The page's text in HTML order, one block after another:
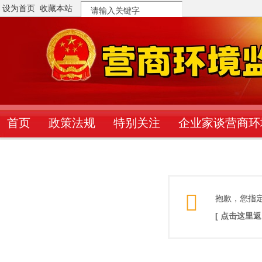
设为首页 收藏本站
搜
索
首页 政策法规 特别关注 企业家谈营商
抱歉，您指
[ 点击这里